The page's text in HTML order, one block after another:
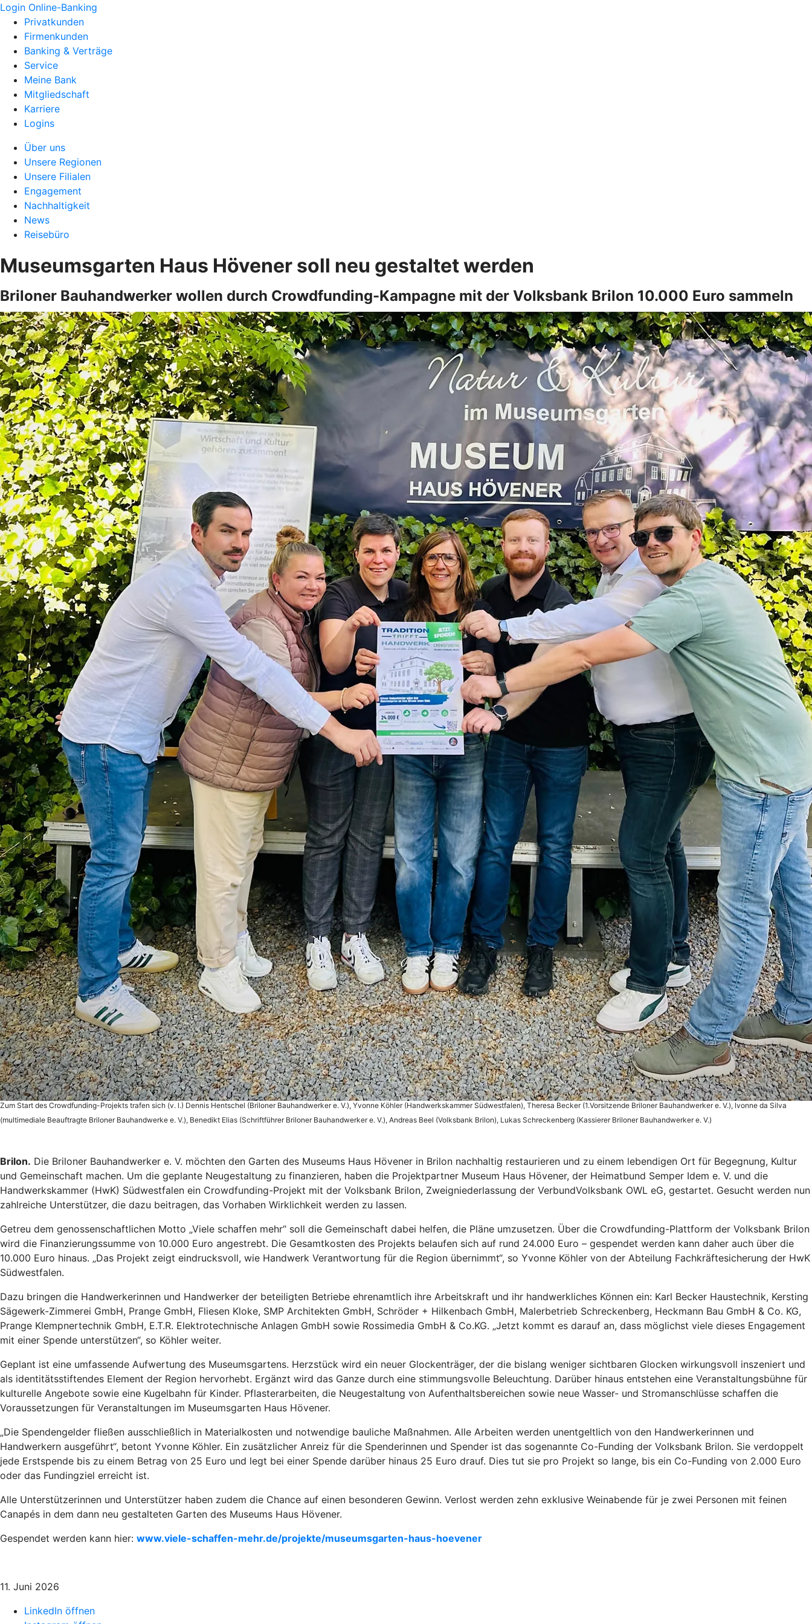
Login Online-Banking
Privatkunden
Firmenkunden
Banking & Verträge
Service
Meine Bank
Mitgliedschaft
Karriere
Logins
Über uns
Unsere Regionen
Unsere Filialen
Engagement
Nachhaltigkeit
News
Reisebüro
Museumsgarten Haus Hövener soll neu gestaltet werden
Briloner Bauhandwerker wollen durch Crowdfunding-Kampagne mit der Volksbank Brilon 10.000 Euro sammeln
Zum Start des Crowdfunding-Projekts trafen sich (v. l.) Dennis Hentschel (Briloner Bauhandwerker e. V.), Yvonne Köhler (Handwerkskammer Südwestfalen), Theresa Becker (1.Vorsitzende Briloner Bauhandwerker e. V.), lvonne da Silva
(multimediale Beauftragte Briloner Bauhandwerke e. V.), Benedikt Elias (Schriftführer Briloner Bauhandwerker e. V.), Andreas Beel (Volksbank Brilon), Lukas Schreckenberg (Kassierer Briloner Bauhandwerker e. V.)
Brilon. Die Briloner Bauhandwerker e. V. möchten den Garten des Museums Haus Hövener in Brilon nachhaltig restaurieren und zu einem lebendigen Ort für Begegnung, Kultur
und Gemeinschaft machen. Um die geplante Neugestaltung zu finanzieren, haben die Projektpartner Museum Haus Hövener, der Heimatbund Semper Idem e. V. und die
Handwerkskammer (HwK) Südwestfalen ein Crowdfunding-Projekt mit der Volksbank Brilon, Zweigniederlassung der VerbundVolksbank OWL eG, gestartet. Gesucht werden nun
zahlreiche Unterstützer, die dazu beitragen, das Vorhaben Wirklichkeit werden zu lassen.
Getreu dem genossenschaftlichen Motto „Viele schaffen mehr“ soll die Gemeinschaft dabei helfen, die Pläne umzusetzen. Über die Crowdfunding-Plattform der Volksbank Brilon
wird die Finanzierungssumme von 10.000 Euro angestrebt. Die Gesamtkosten des Projekts belaufen sich auf rund 24.000 Euro – gespendet werden kann daher auch über die
10.000 Euro hinaus. „Das Projekt zeigt eindrucksvoll, wie Handwerk Verantwortung für die Region übernimmt“, so Yvonne Köhler von der Abteilung Fachkräftesicherung der HwK
Südwestfalen.
Dazu bringen die Handwerkerinnen und Handwerker der beteiligten Betriebe ehrenamtlich ihre Arbeitskraft und ihr handwerkliches Können ein: Karl Becker Haustechnik, Kersting
Sägewerk-Zimmerei GmbH, Prange GmbH, Fliesen Kloke, SMP Architekten GmbH, Schröder + Hilkenbach GmbH, Malerbetrieb Schreckenberg, Heckmann Bau GmbH & Co. KG,
Prange Klempnertechnik GmbH, E.T.R. Elektrotechnische Anlagen GmbH sowie Rossimedia GmbH & Co.KG. „Jetzt kommt es darauf an, dass möglichst viele dieses Engagement
mit einer Spende unterstützen“, so Köhler weiter.
Geplant ist eine umfassende Aufwertung des Museumsgartens. Herzstück wird ein neuer Glockenträger, der die bislang weniger sichtbaren Glocken wirkungsvoll inszeniert und
als identitätsstiftendes Element der Region hervorhebt. Ergänzt wird das Ganze durch eine stimmungsvolle Beleuchtung. Darüber hinaus entstehen eine Veranstaltungsbühne für
kulturelle Angebote sowie eine Kugelbahn für Kinder. Pflasterarbeiten, die Neugestaltung von Aufenthaltsbereichen sowie neue Wasser- und Stromanschlüsse schaffen die
Voraussetzungen für Veranstaltungen im Museumsgarten Haus Hövener.
„Die Spendengelder fließen ausschließlich in Materialkosten und notwendige bauliche Maßnahmen. Alle Arbeiten werden unentgeltlich von den Handwerkerinnen und
Handwerkern ausgeführt“, betont Yvonne Köhler. Ein zusätzlicher Anreiz für die Spenderinnen und Spender ist das sogenannte Co-Funding der Volksbank Brilon. Sie verdoppelt
jede Erstspende bis zu einem Betrag von 25 Euro und legt bei einer Spende darüber hinaus 25 Euro drauf. Dies tut sie pro Projekt so lange, bis ein Co-Funding von 2.000 Euro
oder das Fundingziel erreicht ist.
Alle Unterstützerinnen und Unterstützer haben zudem die Chance auf einen besonderen Gewinn. Verlost werden zehn exklusive Weinabende für je zwei Personen mit feinen
Canapés in dem dann neu gestalteten Garten des Museums Haus Hövener.
Gespendet werden kann hier: www.viele-schaffen-mehr.de/projekte/museumsgarten-haus-hoevener
11. Juni 2026
LinkedIn öffnen